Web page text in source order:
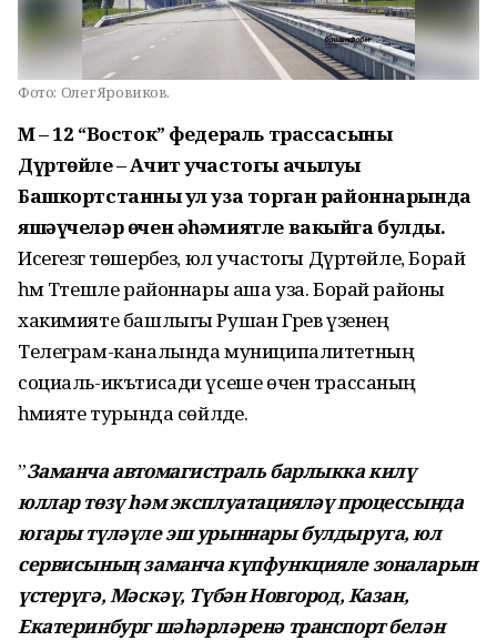
Фото: Олег Яровиков.
М – 12 “Восток” федераль трассасының
Дүртөйле – Ачит участогы ачылуы
Башкортстанның ул уза торган районнарында
яшәүчеләр өчен әһәмиятле вакыйга булды.
Исегезгә төшерәбез, юл участогы Дүртөйле, Борай
һәм Тәтешле районнары аша уза. Борай районы
хакимияте башлыгы Рушан Гәрәев үзенең
Телеграм-каналында муниципалитетның
социаль-икътисади үсеше өчен трассаның
әһәмияте турында сөйләде.
”Заманча автомагистраль барлыкка килү
юллар төзү һәм эксплуатацияләү процессында
югары түләүле эш урыннары булдыруга, юл
сервисының заманча күпфункцияле зоналарын
үстерүгә, Мәскәү, Түбән Новгород, Казан,
Екатеринбург шәһәрләренә транспорт белән